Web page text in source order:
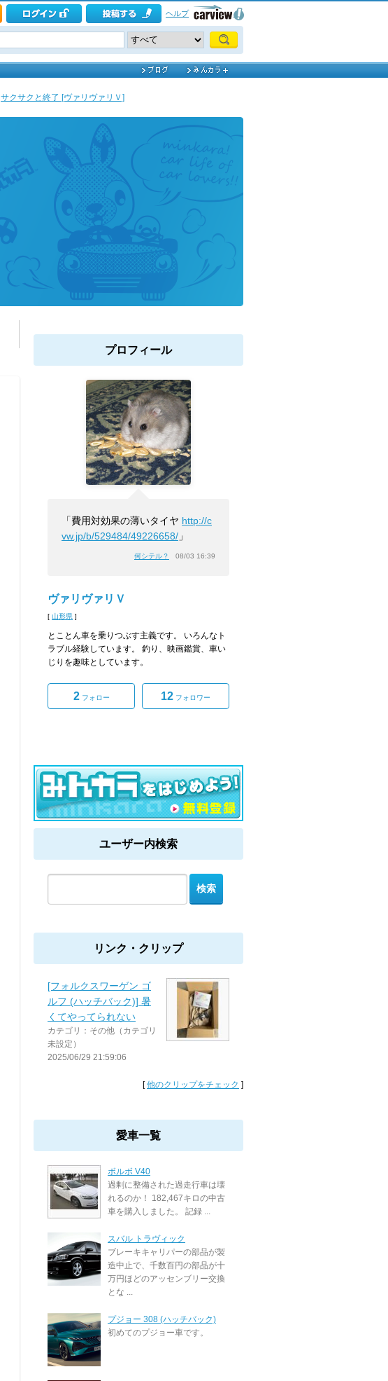
ヘルプ
サクサクと終了 [ヴァリヴァリＶ]
プロフィール
「費用対効果の薄いタイヤ http://c
vw.jp/b/529484/49226658/ 」
何シテル？ 08/03 16:39
ヴァリヴァリＶ
[ 山形県 ]
とことん車を乗りつぶす主義です。 いろんなト
ラブル経験しています。 釣り、映画鑑賞、車い
じりを趣味としています。
2フォロー 12 フォロワー
ユーザー内検索
リンク・クリップ
[フォルクスワーゲン ゴ
ルフ (ハッチバック)] 暑
くてやってられない
カテゴリ：その他（カテゴリ
未設定）
2025/06/29 21:59:06
[他のクリップをチェック ]
愛車一覧
ボルボ V40
過剰に整備された過走行車は壊
れるのか！ 182,467キロの中古
車を購入しました。 記録 ...
スバル トラヴィック
ブレーキキャリパーの部品が製
造中止で、千数百円の部品が十
万円ほどのアッセンブリー交換
とな ...
プジョー 308 (ハッチバック)
初めてのプジョー車です。